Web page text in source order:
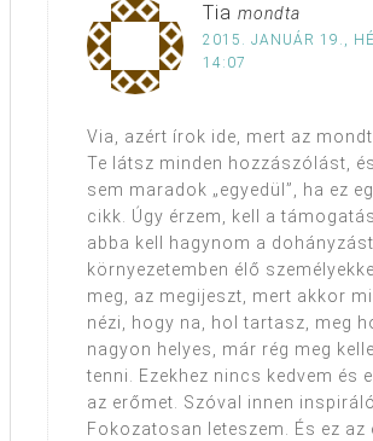
Tia mondta
2015. JANUÁR 19.,
14:07
Via, azért írok ide, mert az
Te látsz minden hozzászólást,
sem maradok „egyedül”, ha ez
cikk. Úgy érzem, kell a
abba kell hagynom a
környezetemben élő
meg, az megijeszt, mert akkor
nézi, hogy na, hol tartasz, meg
nagyon helyes, már rég meg
tenni. Ezekhez nincs kedvem és
az erőmet. Szóval innen
Fokozatosan leteszem. És ez az